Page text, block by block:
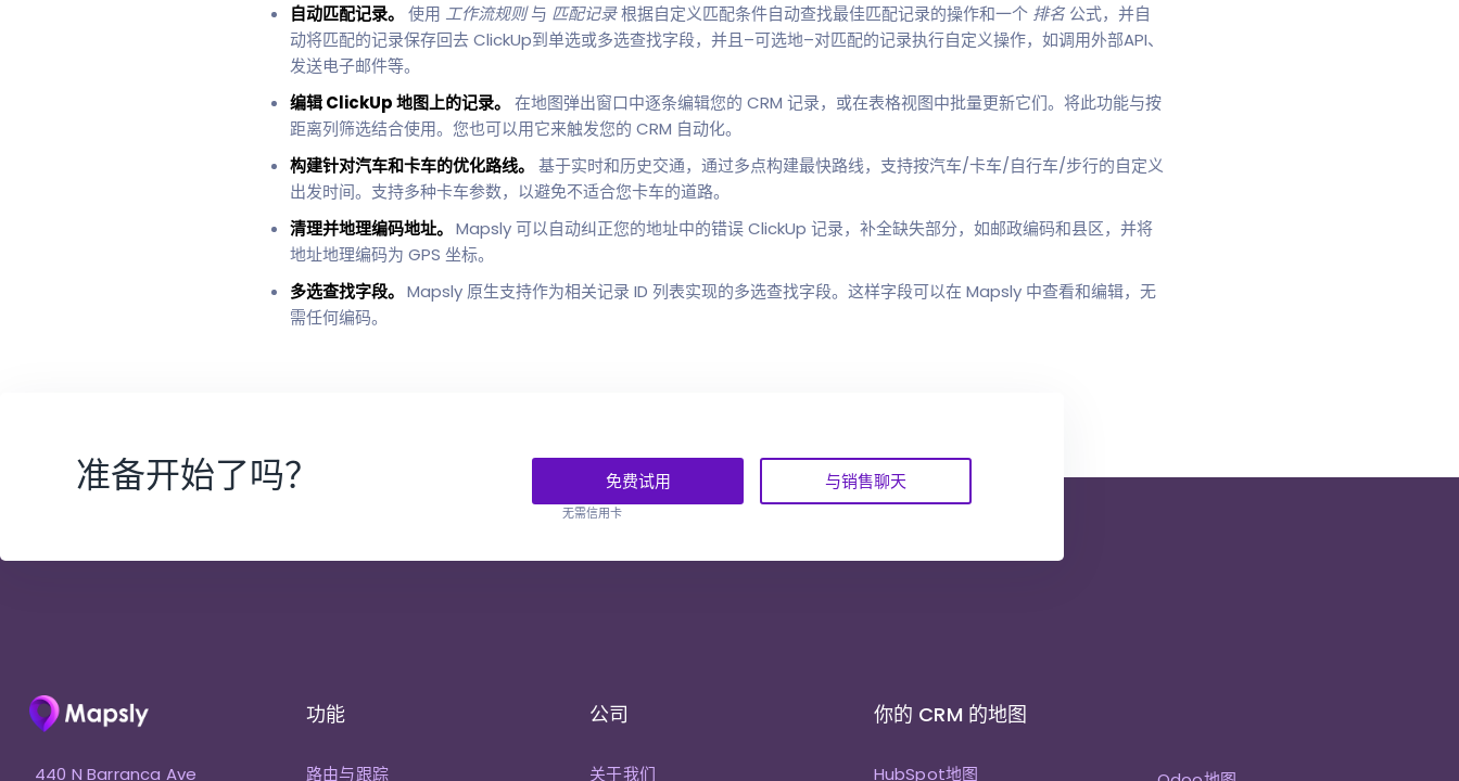
自动匹配记录。
使用 工作流规则与 匹配记录根据自定义匹配条件自动查找最佳匹配记录的操作和一个 排名公式，并自
动将匹配的记录保存回去 ClickUp到单选或多选查找字段，并且–可选地–对匹配的记录执行自定义操作，如调用外部API、
发送电子邮件等。
编辑 ClickUp 地图上的记录。
在地图弹出窗口中逐条编辑您的 CRM 记录，或在表格视图中批量更新它们。将此功能与按
距离列筛选结合使用。您也可以用它来触发您的 CRM 自动化。
构建针对汽车和卡车的优化路线。
基于实时和历史交通，通过多点构建最快路线，支持按汽车/卡车/自行车/步行的自定义
出发时间。支持多种卡车参数，以避免不适合您卡车的道路。
清理并地理编码地址。 Mapsly 可以自动纠正您的地址中的错误 ClickUp 记录，补全缺失部分，如邮政编码和县区，并将
地址地理编码为 GPS 坐标。
多选查找字段。 Mapsly 原生支持作为相关记录 ID 列表实现的多选查找字段。这样字段可以在 Mapsly 中查看和编辑，无
需任何编码。
准备开始了吗？ 免费试用 与销售聊天
无需信用卡
440 N Barranca Ave
功能
路由与跟踪
公司
关于我们
你的 CRM 的地图
HubSpot地图